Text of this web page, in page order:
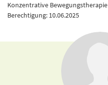
Konzentrative Bewegungstherapie
Berechtigung: 10.06.2025